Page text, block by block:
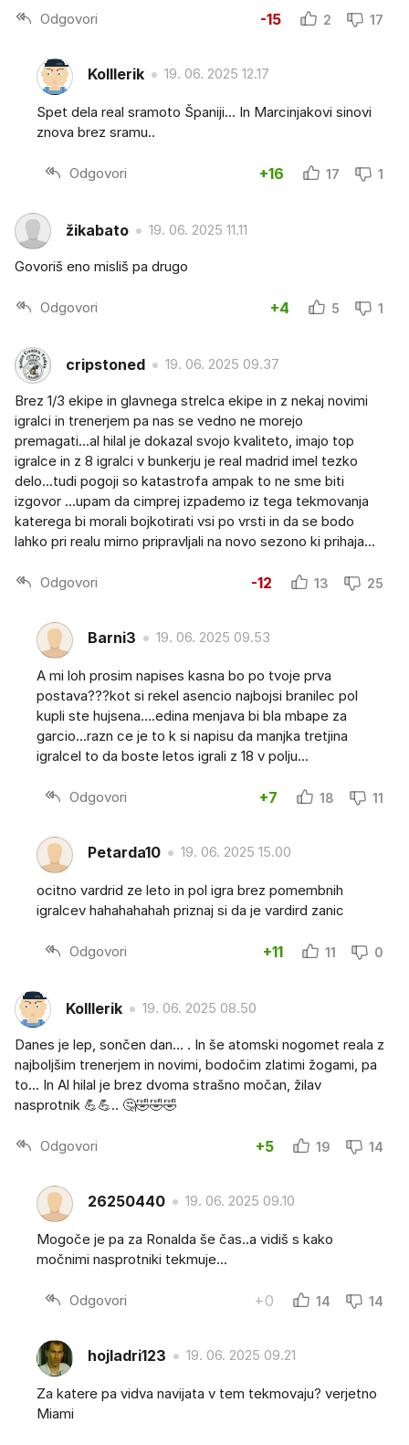
Odgovori -15 2 17
Kolllerik 19. 06. 2025 12.17
Spet dela real sramoto Španiji... In Marcinjakovi sinovi
znova brez sramu..
Odgovori +16 17 1
žikabato 19. 06. 2025 11.11
Govoriš eno misliš pa drugo
Odgovori +4 5 1
cripstoned 19. 06. 2025 09.37
Brez 1/3 ekipe in glavnega strelca ekipe in z nekaj novimi
igralci in trenerjem pa nas se vedno ne morejo
premagati...al hilal je dokazal svojo kvaliteto, imajo top
igralce in z 8 igralci v bunkerju je real madrid imel tezko
delo...tudi pogoji so katastrofa ampak to ne sme biti
izgovor ...upam da cimprej izpademo iz tega tekmovanja
katerega bi morali bojkotirati vsi po vrsti in da se bodo
lahko pri realu mirno pripravljali na novo sezono ki prihaja...
Odgovori -12 13 25
Barni3 19. 06. 2025 09.53
A mi loh prosim napises kasna bo po tvoje prva
postava???kot si rekel asencio najbojsi branilec pol
kupli ste hujsena....edina menjava bi bla mbape za
garcio...razn ce je to k si napisu da manjka tretjina
igralcel to da boste letos igrali z 18 v polju...
Odgovori +7 18 11
Petarda10 19. 06. 2025 15.00
ocitno vardrid ze leto in pol igra brez pomembnih
igralcev hahahahahah priznaj si da je vardird zanic
Odgovori +11 11 0
Kolllerik 19. 06. 2025 08.50
Danes je lep, sončen dan... . In še atomski nogomet reala z
najboljšim trenerjem in novimi, bodočim zlatimi žogami, pa
to... In Al hilal je brez dvoma strašno močan, žilav
nasprotnik 💪💪.. 🤔🤣🤣🤣
Odgovori +5 19 14
26250440 19. 06. 2025 09.10
Mogoče je pa za Ronalda še čas..a vidiš s kako
močnimi nasprotniki tekmuje...
Odgovori +0 14 14
hojladri123 19. 06. 2025 09.21
Za katere pa vidva navijata v tem tekmovaju? verjetno
Miami